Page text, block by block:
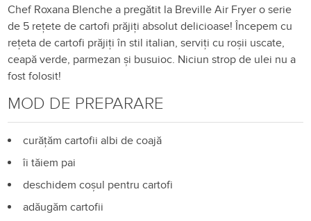
Chef Roxana Blenche a pregătit la Breville Air Fryer o serie
de 5 rețete de cartofi prăjiți absolut delicioase! Începem cu
rețeta de cartofi prăjiți în stil italian, serviți cu roșii uscate,
ceapă verde, parmezan și busuioc. Niciun strop de ulei nu a
fost folosit!
MOD DE PREPARARE
curățăm cartofii albi de coajă
îi tăiem pai
deschidem coșul pentru cartofi
adăugăm cartofii